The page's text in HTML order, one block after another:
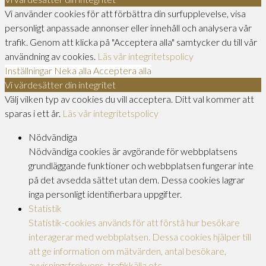
Vi använder cookies för att förbättra din surfupplevelse, visa
personligt anpassade annonser eller innehåll och analysera vår
trafik. Genom att klicka på "Acceptera alla" samtycker du till vår
användning av cookies. Läs vår integritetspolicy
Inställningar Neka alla Acceptera alla
Vi värdesätter din integritet
Välj vilken typ av cookies du vill acceptera. Ditt val kommer att
sparas i ett år. Läs vår integritetspolicy
Nödvändiga
Nödvändiga cookies är avgörande för webbplatsens
grundläggande funktioner och webbplatsen fungerar inte
på det avsedda sättet utan dem. Dessa cookies lagrar
inga personligt identifierbara uppgifter.
Statistik
Statistik-cookies används för att förstå hur besökare
interagerar med webbplatsen. Dessa cookies hjälper till
att ge information om mätvärden, antal besökare,